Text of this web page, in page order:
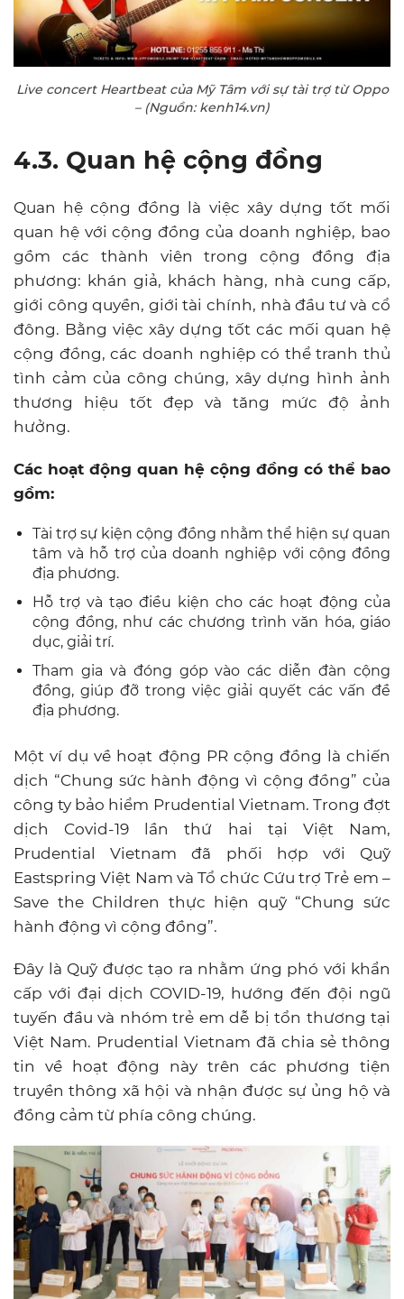
Live concert Heartbeat của Mỹ Tâm với sự tài trợ từ Oppo
– (Nguồn: kenh14.vn)
4.3. Quan hệ cộng đồng
Quan hệ cộng đồng là việc xây dựng tốt mối
quan hệ với cộng đồng của doanh nghiệp, bao
gồm các thành viên trong cộng đồng địa
phương: khán giả, khách hàng, nhà cung cấp,
giới công quyền, giới tài chính, nhà đầu tư và cổ
đông. Bằng việc xây dựng tốt các mối quan hệ
cộng đồng, các doanh nghiệp có thể tranh thủ
tình cảm của công chúng, xây dựng hình ảnh
thương hiệu tốt đẹp và tăng mức độ ảnh
hưởng.
Các hoạt động quan hệ cộng đồng có thể bao
gồm:
Tài trợ sự kiện cộng đồng nhằm thể hiện sự quan
tâm và hỗ trợ của doanh nghiệp với cộng đồng
địa phương.
Hỗ trợ và tạo điều kiện cho các hoạt động của
cộng đồng, như các chương trình văn hóa, giáo
dục, giải trí.
Tham gia và đóng góp vào các diễn đàn cộng
đồng, giúp đỡ trong việc giải quyết các vấn đề
địa phương.
Một ví dụ về hoạt động PR cộng đồng là chiến
dịch “Chung sức hành động vì cộng đồng” của
công ty bảo hiểm Prudential Vietnam. Trong đợt
dịch Covid-19 lần thứ hai tại Việt Nam,
Prudential Vietnam đã phối hợp với Quỹ
Eastspring Việt Nam và Tổ chức Cứu trợ Trẻ em –
Save the Children thực hiện quỹ “Chung sức
hành động vì cộng đồng”.
Đây là Quỹ được tạo ra nhằm ứng phó với khẩn
cấp với đại dịch COVID-19, hướng đến đội ngũ
tuyến đầu và nhóm trẻ em dễ bị tổn thương tại
Việt Nam. Prudential Vietnam đã chia sẻ thông
tin về hoạt động này trên các phương tiện
truyền thông xã hội và nhận được sự ủng hộ và
đồng cảm từ phía công chúng.